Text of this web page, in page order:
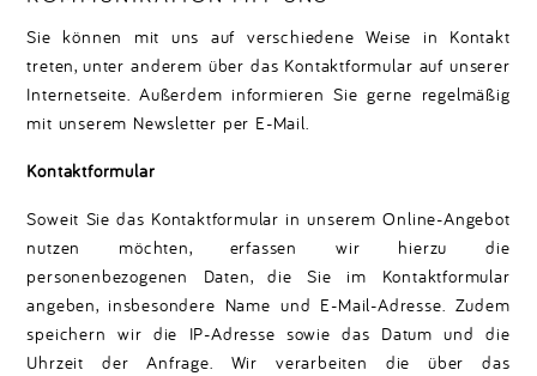
Sie können mit uns auf verschiedene Weise in Kontakt
treten, unter anderem über das Kontaktformular auf unserer
Internetseite. Außerdem informieren Sie gerne regelmäßig
mit unserem Newsletter per E-Mail.
Kontaktformular
Soweit Sie das Kontaktformular in unserem Online-Angebot
nutzen möchten, erfassen wir hierzu die
personenbezogenen Daten, die Sie im Kontaktformular
angeben, insbesondere Name und E-Mail-Adresse. Zudem
speichern wir die IP-Adresse sowie das Datum und die
Uhrzeit der Anfrage. Wir verarbeiten die über das